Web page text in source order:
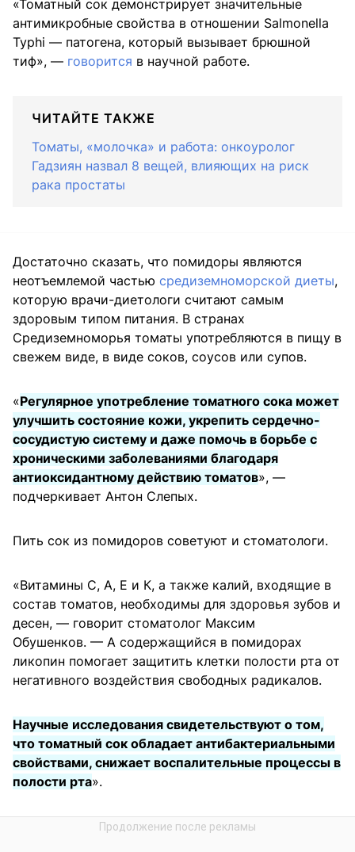
«Томатный сок демонстрирует значительные
антимикробные свойства в отношении Salmonella
Typhi — патогена, который вызывает брюшной
тиф», — говорится в научной работе.
ЧИТАЙТЕ ТАКЖЕ
Томаты, «молочка» и работа: онкоуролог
Гадзиян назвал 8 вещей, влияющих на риск
рака простаты
Достаточно сказать, что помидоры являются
неотъемлемой частью средиземноморской диеты,
которую врачи-диетологи считают самым
здоровым типом питания. В странах
Средиземноморья томаты употребляются в пищу в
свежем виде, в виде соков, соусов или супов.
«Регулярное употребление томатного сока может
улучшить состояние кожи, укрепить сердечно-
сосудистую систему и даже помочь в борьбе с
хроническими заболеваниями благодаря
антиоксидантному действию томатов», —
подчеркивает Антон Слепых.
Пить сок из помидоров советуют и стоматологи.
«Витамины С, А, Е и К, а также калий, входящие в
состав томатов, необходимы для здоровья зубов и
десен, — говорит стоматолог Максим
Обушенков. — А содержащийся в помидорах
ликопин помогает защитить клетки полости рта от
негативного воздействия свободных радикалов.
Научные исследования свидетельствуют о том,
что томатный сок обладает антибактериальными
свойствами, снижает воспалительные процессы в
полости рта».